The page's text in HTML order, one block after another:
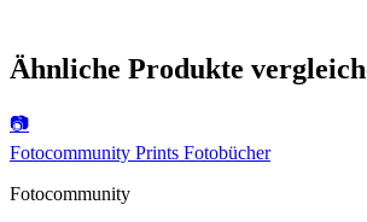
Ähnliche Produkte
📷
Fotocommunity Prints Fotobücher
Fotocommunity